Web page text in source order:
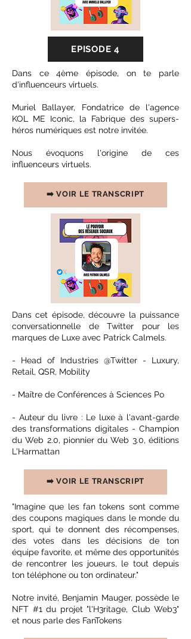
EPISODE 4
Dans ce 4ème épisode, on te parle
d'influenceurs virtuels.
Muriel Ballayer, Fondatrice de l'agence
KOL ME Iconic, la Fabrique des supers-
héros numériques est notre invitée.
Nous évoquons l'origine de ces
influenceurs virtuels.
➡️ VOIR LE TRANSCRIPT
Dans cet épisode, découvre la puissance
conversationnelle de Twitter pour les
marques de Luxe avec Patrick Calmels.
- Head of Industries @Twitter - Luxury,
Retail, QSR, Mobility
- Maître de Conférences à Sciences Po
- Auteur du livre : Le luxe à l'avant-garde
des transformations digitales - Champion
du Web 2.0, pionnier du Web 3.0, éditions
L'Harmattan
➡️ VOIR LE TRANSCRIPT
"Imagine que les fan tokens sont comme
des coupons magiques dans le monde du
sport, qui te donnent des récompenses,
des votes dans les décisions de ton
équipe favorite, et même des opportunités
de rencontrer les joueurs, le tout depuis
ton téléphone ou ton ordinateur."
Notre invité, Benjamin Mauger, possède le
NFT #1 du projet "l'H3ritage, Club Web3"
et nous parle des FanTokens